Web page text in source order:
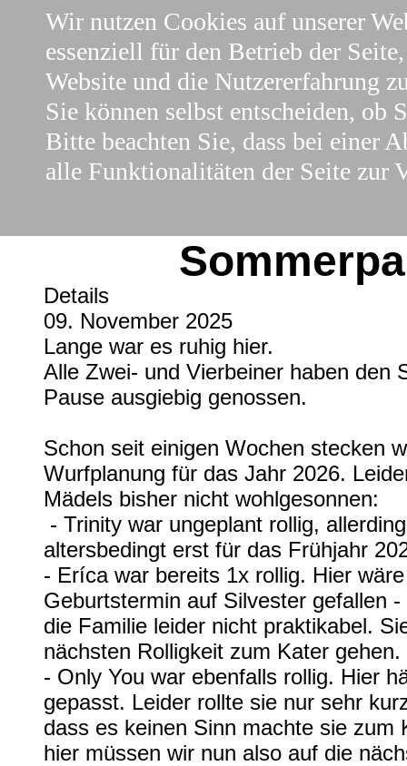
Details
09. November 2025
Lange war es ruhig hier.
Alle Zwei- und Vierbeiner haben den
Pause ausgiebig genossen.
Schon seit einigen Wochen stecken
Wurfplanung für das Jahr 2026.
Mädels bisher nicht wohlgesonnen:
- Trinity war ungeplant rollig,
altersbedingt erst für das Frühjahr
- Eríca war bereits 1x rollig. Hier
Geburtstermin auf Silvester gefallen
die Familie leider nicht praktikabel.
nächsten Rolligkeit zum Kater gehen.
- Only You war ebenfalls rollig. Hier
gepasst. Leider rollte sie nur sehr
dass es keinen Sinn machte sie zum
hier müssen wir nun also auf die
Wir nutzen Cookies auf unserer
essenziell für den Betrieb der
Website und die Nutzererfahrung
Sie können selbst entscheiden, ob
Bitte beachten Sie, dass bei einer
alle Funktionalitäten der Seite zur